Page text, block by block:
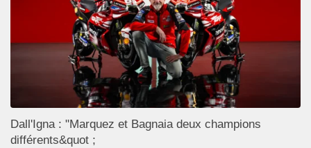
Dall'Igna : "Marquez et Bagnaia deux champions
différents&quot ;